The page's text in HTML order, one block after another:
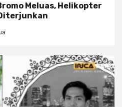
Meluas, Helikopter